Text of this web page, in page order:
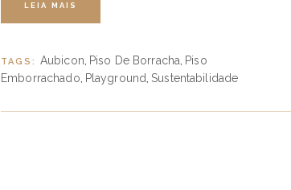
LEIA MAIS
TAGS: Aubicon, Piso De Borracha, Piso
Emborrachado, Playground, Sustentabilidade